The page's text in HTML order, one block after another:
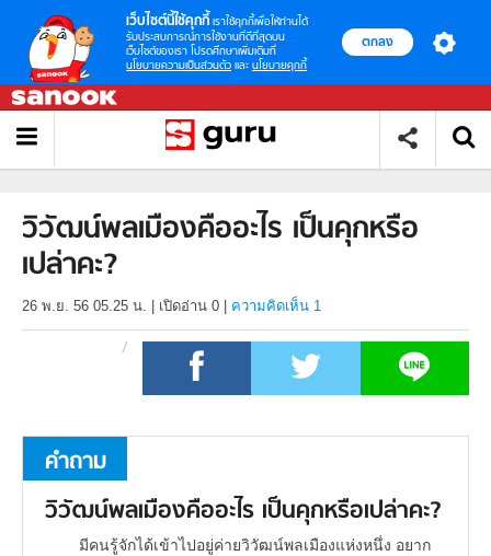
เว็บไซต์นี้ใช้คุกกี้ เราใช้คุกกี้เพื่อให้ท่านได้
รับประสบการณ์การใช้งานที่ดีที่สุดบน
เว็บไซต์ของเรา โปรดศึกษาเพิ่มเติมที่
นโยบายความเป็นส่วนตัว และ นโยบายคุกกี้
ตกลง
วิวัฒน์พลเมืองคืออะไร เป็นคุกหรือ
เปล่าคะ?
26 พ.ย. 56 05.25 น. เปิดอ่าน 0 ความคิดเห็น 1
คำถาม
วิวัฒน์พลเมืองคืออะไร เป็นคุกหรือเปล่าคะ?
มีคนรู้จักได้เข้าไปอยู่ค่ายวิวัฒน์พลเมืองแห่งหนึ่ง อยาก